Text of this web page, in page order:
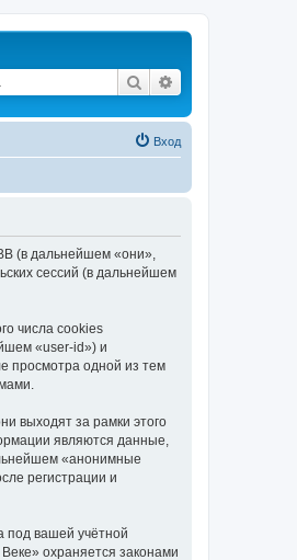
Поиск
Вход
(в дальнейшем «они»,
сессий (в дальнейшем
числа cookies
«user-id») и
просмотра одной из тем
выходят за рамки этого
являются данные,
«анонимные
регистрации и
под вашей учётной
охраняется законами